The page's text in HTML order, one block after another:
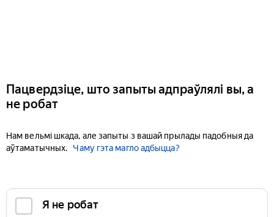
Пацвердзіце, што запыты адпраўлялі вы, а
не робат
Нам вельмі шкада, але запыты з вашай прылады падобныя да
аўтаматычных.
Чаму гэта магло адбыцца?
Я не робат